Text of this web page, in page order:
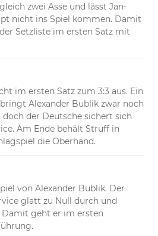
zwei Asse und lässt Jan-
nicht ins Spiel kommen. Damit
Setzliste im ersten Satz mit
im ersten Satz zum 3:3 aus. Ein
Alexander Bublik zwar noch
der Deutsche sichert sich
Am Ende behält Struff in
die Oberhand.
von Alexander Bublik. Der
glatt zu Null durch und
Damit geht er im ersten